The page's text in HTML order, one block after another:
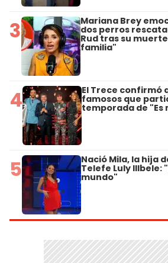
3 Mariana Brey
dos perros
Rud tras su
familia"
4 El Trece confirmó
famosos que
temporada de "Es
5 Nació Mila, la hija
Telefe Luly Illbele:
mundo"